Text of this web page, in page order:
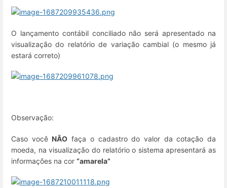
O lançamento contábil conciliado não será apresentado na
visualização do relatório de variação cambial (o mesmo já
estará correto)
Observação:
Caso você NÃO faça o cadastro do valor da cotação da
moeda, na visualização do relatório o sistema apresentará as
informações na cor “amarela”